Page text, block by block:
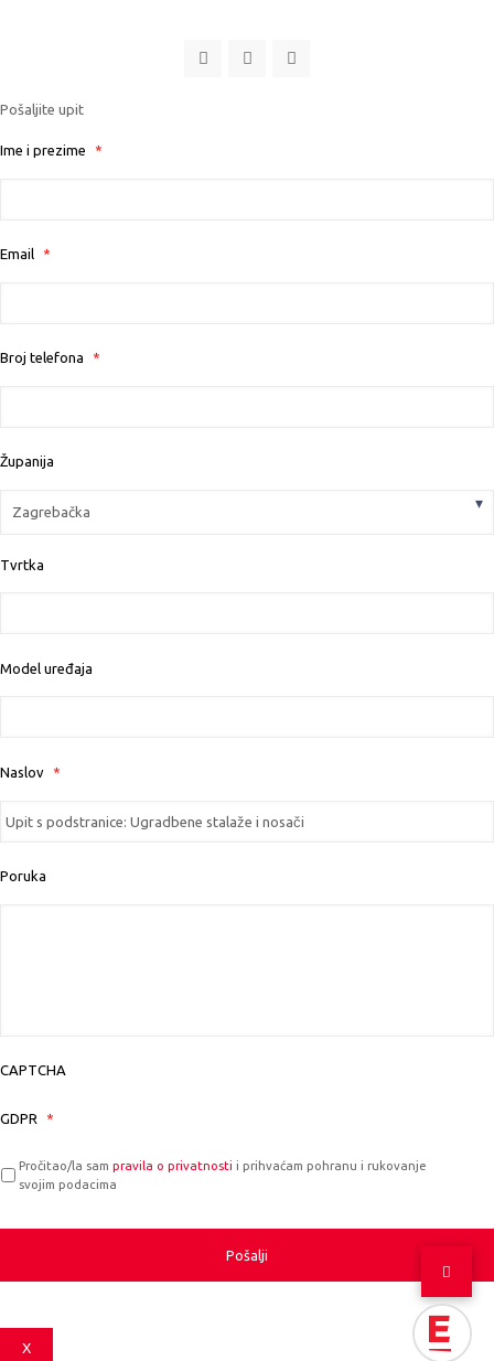
Pošaljite upit
Ime i prezime *
Email *
Broj telefona *
Županija
Tvrtka
Model uređaja
Naslov *
Poruka
CAPTCHA
GDPR *
Pročitao/la sam pravila o privatnosti i prihvaćam pohranu i rukovanje
svojim podacima
X